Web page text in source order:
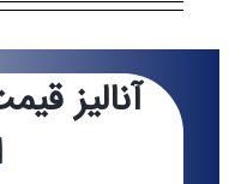
آنالیز